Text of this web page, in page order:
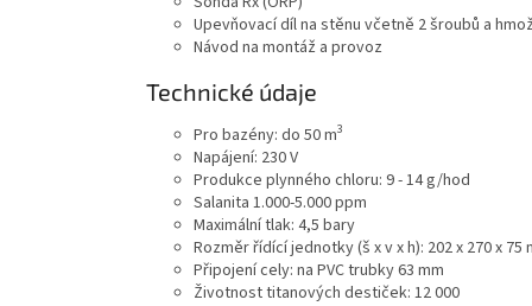
Upevňovací díl na stěnu včetně 2 šroubů a
Návod na montáž a provoz
Technické údaje
Pro bazény: do 50 m3
Napájení: 230 V
Produkce plynného chloru: 9 - 14 g/hod
Salanita 1.000-5.000 ppm
Maximální tlak: 4,5 bary
Rozměr řídící jednotky (š x v x h): 202 x 270 x 75
Připojení cely: na PVC trubky 63 mm
Životnost titanových destiček: 12 000